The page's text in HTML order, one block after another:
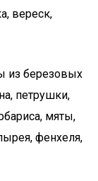
вереск,
из березовых
петрушки,
мяты,
фенхеля,